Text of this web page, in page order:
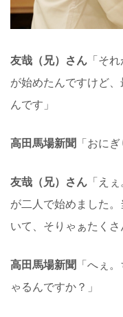
友哉（兄）さん 「そ
が始めたんですけど
んです」
高田馬場新聞 「おにぎ
友哉（兄）さん 「え
が二人で始めました
いて、そりゃぁたくさ
高田馬場新聞 「へぇ
ゃるんですか？」